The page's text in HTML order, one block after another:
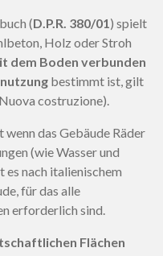
(D.P.R. 380/01) spielt
Holz oder Stroh
dem Boden verbunden
bestimmt ist, gilt
costruzione).
wenn das Gebäude Räder
(wie Wasser und
es nach italienischem
für das alle
erforderlich sind.
Flächen